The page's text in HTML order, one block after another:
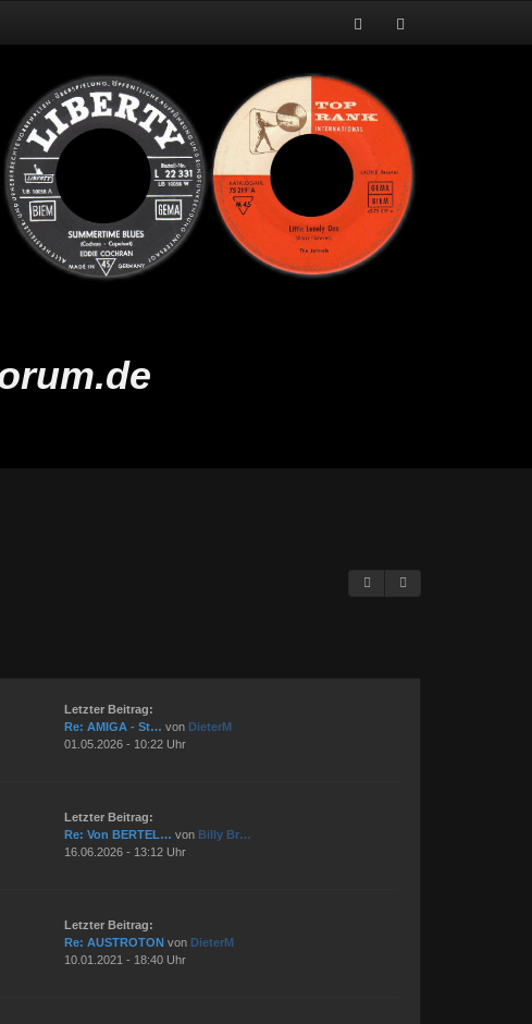
Letzter Beitrag:
Re: AMIGA - St… von DieterM
01.05.2026 - 10:22 Uhr
Letzter Beitrag:
Re: Von BERTEL… von Billy Br…
16.06.2026 - 13:12 Uhr
Letzter Beitrag:
Re: AUSTROTONvon DieterM
10.01.2021 - 18:40 Uhr